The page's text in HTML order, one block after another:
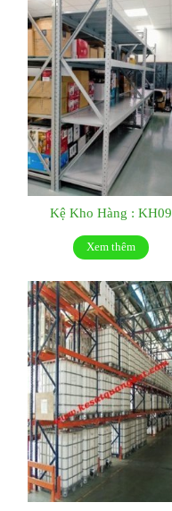
Kệ Kho Hàng : KH09
Xem thêm